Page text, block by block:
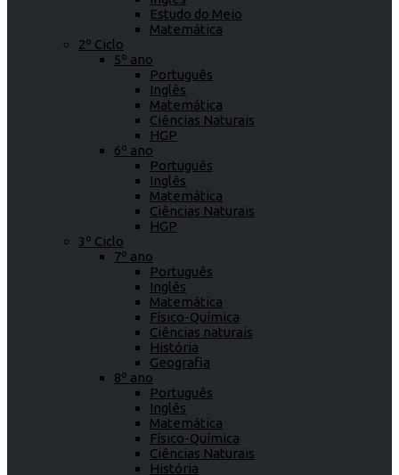
Estudo do Meio
Matemática
2º Ciclo
5º ano
Português
Inglês
Matemática
Ciências Naturais
HGP
6º ano
Português
Inglês
Matemática
Ciências Naturais
HGP
3º Ciclo
7º ano
Português
Inglês
Matemática
Físico-Química
Ciências naturais
História
Geografia
8º ano
Português
Inglês
Matemática
Físico-Química
Ciências Naturais
História